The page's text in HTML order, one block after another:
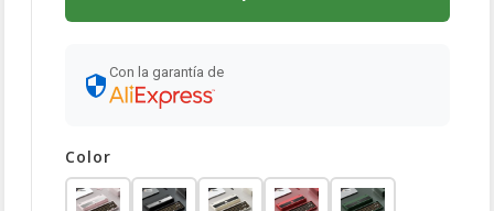
Con la garantía de
Color